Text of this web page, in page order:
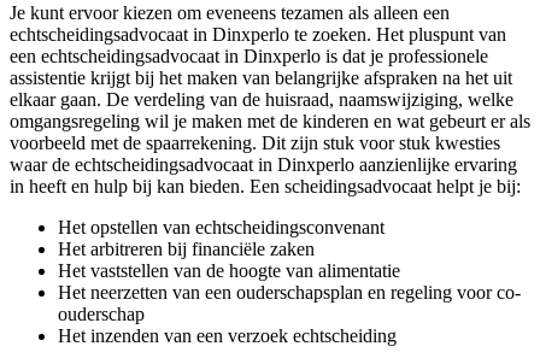
Je kunt ervoor kiezen om eveneens tezamen als alleen een
echtscheidingsadvocaat in Dinxperlo te zoeken. Het pluspunt van
een echtscheidingsadvocaat in Dinxperlo is dat je professionele
assistentie krijgt bij het maken van belangrijke afspraken na het uit
elkaar gaan. De verdeling van de huisraad, naamswijziging, welke
omgangsregeling wil je maken met de kinderen en wat gebeurt er als
voorbeeld met de spaarrekening. Dit zijn stuk voor stuk kwesties
waar de echtscheidingsadvocaat in Dinxperlo aanzienlijke ervaring
in heeft en hulp bij kan bieden. Een scheidingsadvocaat helpt je bij:
Het opstellen van echtscheidingsconvenant
Het arbitreren bij financiële zaken
Het vaststellen van de hoogte van alimentatie
Het neerzetten van een ouderschapsplan en regeling voor co-
ouderschap
Het inzenden van een verzoek echtscheiding